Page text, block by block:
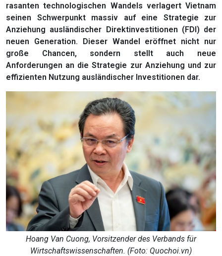
rasanten technologischen Wandels verlagert Vietnam
seinen Schwerpunkt massiv auf eine Strategie zur
Anziehung ausländischer Direktinvestitionen (FDI) der
neuen Generation. Dieser Wandel eröffnet nicht nur
große Chancen, sondern stellt auch neue
Anforderungen an die Strategie zur Anziehung und zur
effizienten Nutzung ausländischer Investitionen dar.
Hoang Van Cuong, Vorsitzender des Verbands für
Wirtschaftswissenschaften. (Foto: Quochoi.vn)